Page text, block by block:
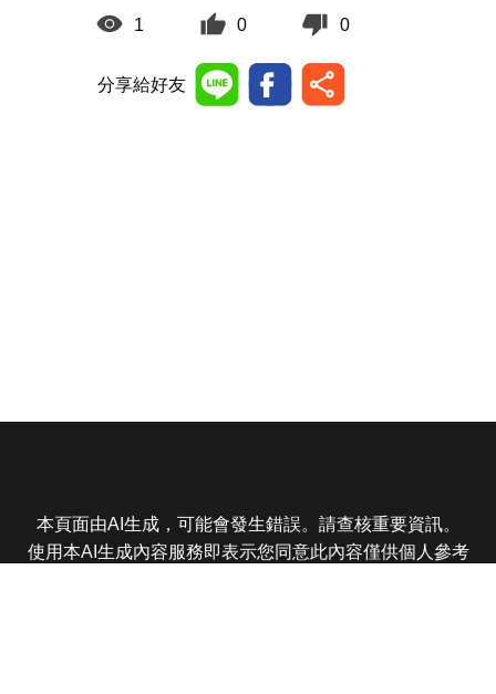
1 0 0
分享給好友
本頁面由AI生成，可能會發生錯誤。請查核重要資訊。
使用本AI生成內容服務即表示您同意此內容僅供個人參考